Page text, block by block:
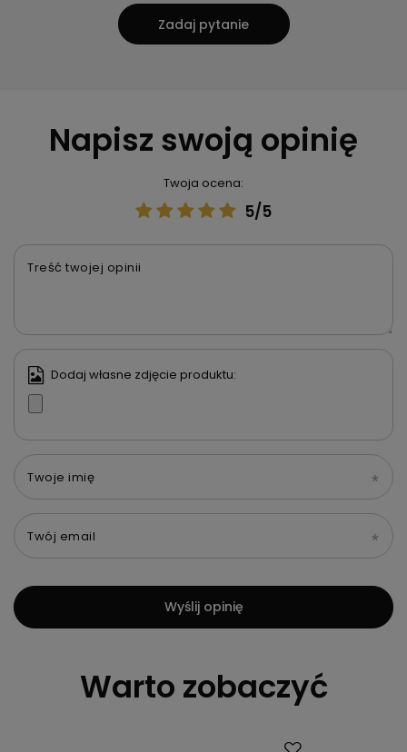
Zadaj pytanie
Napisz swoją opinię
Twoja ocena:
5/5
Treść twojej opinii
Dodaj własne zdjęcie produktu:
Twoje imię
Twój email
Wyślij opinię
Warto zobaczyć